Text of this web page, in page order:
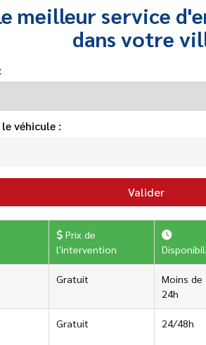
meilleur service
dans votre
véhicule :
Valider
Prix de
l'intervention
Gratuit
Moins de
24h
Gratuit 24/48h